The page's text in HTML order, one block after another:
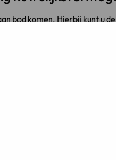
bod komen. Hierbij kunt u